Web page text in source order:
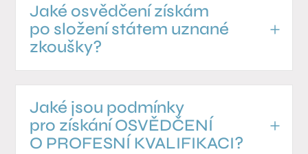
Jaké osvědčení získám
po složení státem uznané
zkoušky?
Jaké jsou podmínky
pro získání OSVĚDČENÍ
O PROFESNÍ KVALIFIKACI?